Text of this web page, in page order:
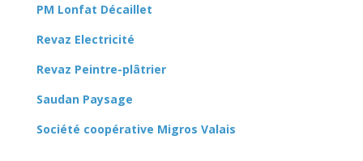
PM Lonfat Décaillet
Revaz Electricité
Revaz Peintre-plâtrier
Saudan Paysage
Société coopérative Migros Valais